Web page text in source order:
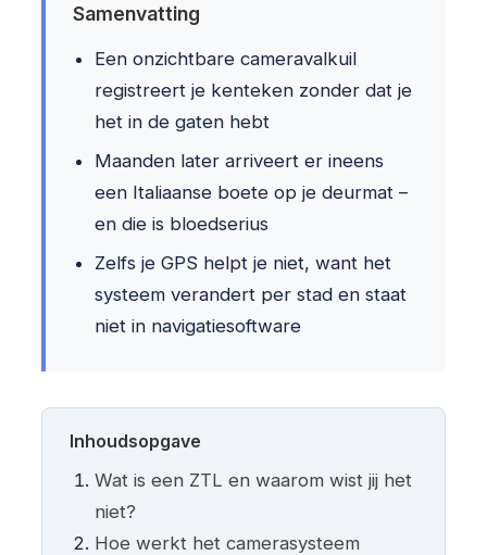
Samenvatting
Een onzichtbare cameravalkuil
registreert je kenteken zonder dat je
het in de gaten hebt
Maanden later arriveert er ineens
een Italiaanse boete op je deurmat –
en die is bloedserius
Zelfs je GPS helpt je niet, want het
systeem verandert per stad en staat
niet in navigatiesoftware
Inhoudsopgave
Wat is een ZTL en waarom wist jij het
niet?
Hoe werkt het camerasysteem